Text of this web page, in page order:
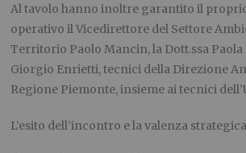
Al tavolo hanno inoltre garantito il
operativo il Vicedirettore del Settore
Territorio Paolo Mancin, la Dott.ssa
Giorgio Enrietti, tecnici della Direzione
Regione Piemonte, insieme ai tecnici
L’esito dell’incontro e la valenza